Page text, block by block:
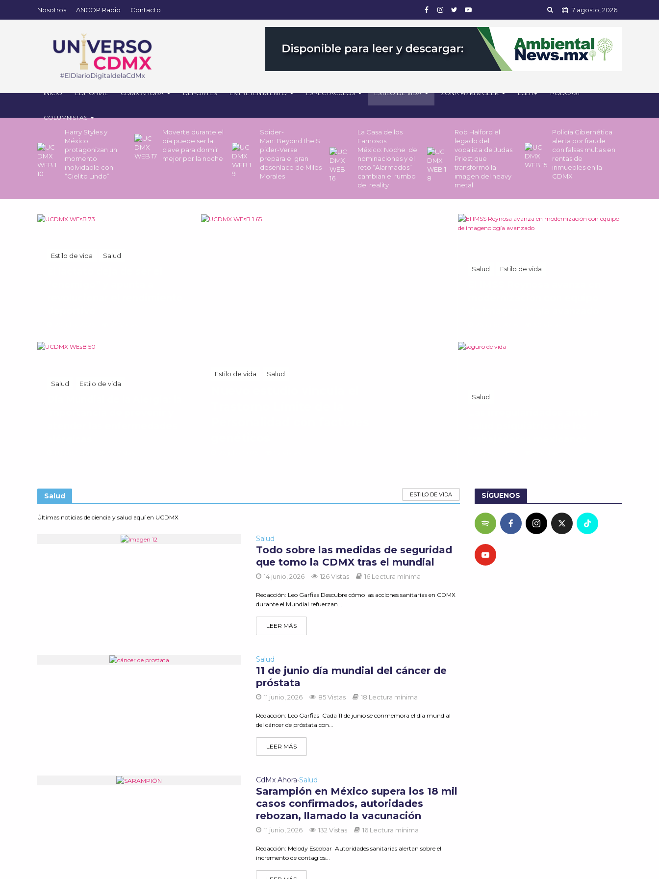
Nosotros ANCOP Radio Contacto 7 agosto, 2026
INICIO EDITORIAL CDMX AHORA DEPORTES ENTRETENIMIENTO ESPECTÁCULOS ESTILO DE VIDA ZONA FRIKI & GEEK LGBT+ PODCAST
COLUMNISTAS
Harry Styles y
México
protagonizan un
momento
inolvidable con
“Cielito Lindo”
Moverte durante el
día puede ser la
clave para dormir
mejor por la noche
Spider-
Man: Beyond the S
pider-Verse
prepara el gran
desenlace de Miles
Morales
La Casa de los
Famosos
México: Noche de
nominaciones y el
reto “Alarmados”
cambian el rumbo
del reality
Rob Halford el
legado del
vocalista de Judas
Priest que
transformó la
imagen del heavy
metal
Policía Cibernética
alerta por fraude
con falsas multas en
rentas de
inmuebles en la
CDMX
Estilo de vida Salud
Estilo de vida Salud
Salud Estilo de vida
Salud Estilo de vida
Salud
Salud ESTILO DE VIDA
Últimas noticias de ciencia y salud aquí en UCDMX
Salud
Todo sobre las medidas de seguridad
que tomo la CDMX tras el mundial
14 junio, 2026 126 Vistas 16 Lectura mínima
Redacción: Leo Garfias Descubre cómo las acciones sanitarias en CDMX
durante el Mundial refuerzan...
LEER MÁS
Salud
11 de junio día mundial del cáncer de
próstata
11 junio, 2026 85 Vistas 18 Lectura mínima
Redacción: Leo Garfias Cada 11 de junio se conmemora el día mundial
del cáncer de próstata con...
LEER MÁS
CdMx Ahora•Salud
Sarampión en México supera los 18 mil
casos confirmados, autoridades
rebozan, llamado la vacunación
11 junio, 2026 132 Vistas 16 Lectura mínima
Redacción: Melody Escobar Autoridades sanitarias alertan sobre el
incremento de contagios...
SÍGUENOS